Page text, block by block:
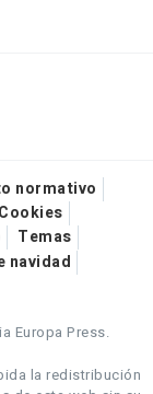
normativo
Temas
navidad
Europa Press.
la redistribución